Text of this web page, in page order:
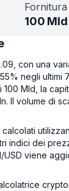
Fornitura
100 Mld
con una
negli ultimi
100 Mld, la
Il volume di
indici dei
USD viene